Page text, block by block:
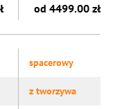
od 4499.00 zł
spacerowy
z tworzywa